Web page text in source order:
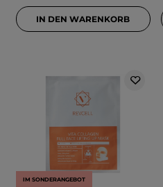
IN DEN WARENKORB
IM SONDERANGEBOT